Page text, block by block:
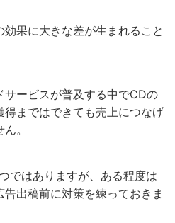
果に大きな差が生まれること
ービスが普及する中でCDの
まではできても売上につなげ
。
ではありますが、ある程度は
出稿前に対策を練っておきま